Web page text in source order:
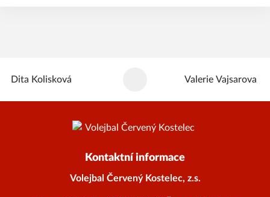
Dita Kolisková Valerie Vajsarova
Kontaktní informace
Volejbal Červený Kostelec, z.s.